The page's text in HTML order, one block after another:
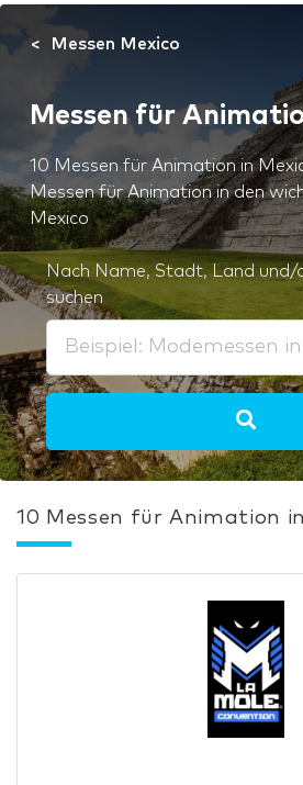
Messen Mexico
Messen für
10 Messen für Animation in
Messen für Animation in den
Mexico
Nach Name, Stadt, Land und/
suchen
10 Messen für Animation